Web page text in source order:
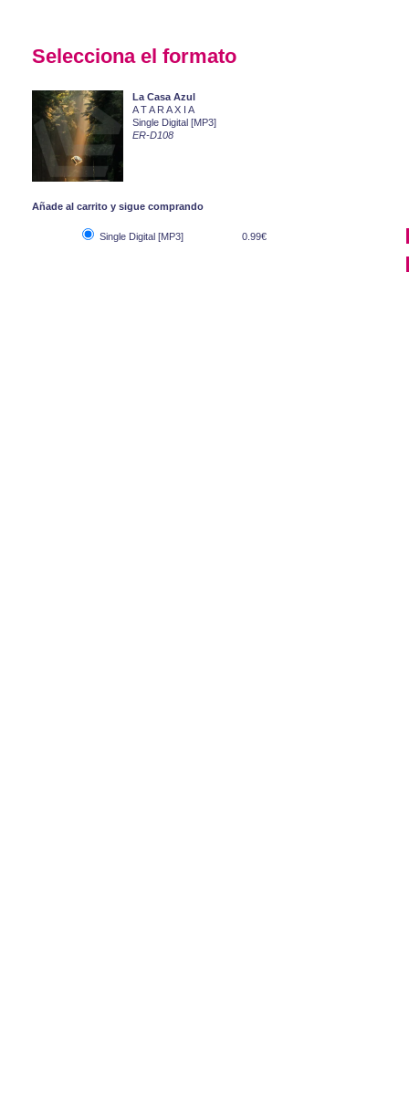
Selecciona el formato
La Casa Azul
A T A R A X I A
Single Digital [MP3]
ER-D108
Añade al carrito y sigue comprando
Single Digital [MP3] 0.99€